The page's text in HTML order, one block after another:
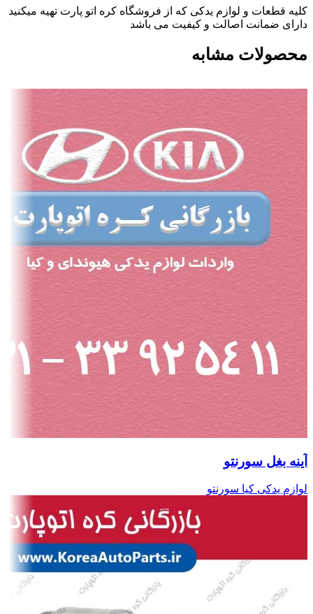
کلیه قطعات و لوازم یدکی که از فروشگاه کره اتو پارت تهیه میکنید
دارای ضمانت اصالت و کیفیت می باشد
محصولات مشابه
آینه بغل سورنتو
لوازم یدکی کیا سورنتو